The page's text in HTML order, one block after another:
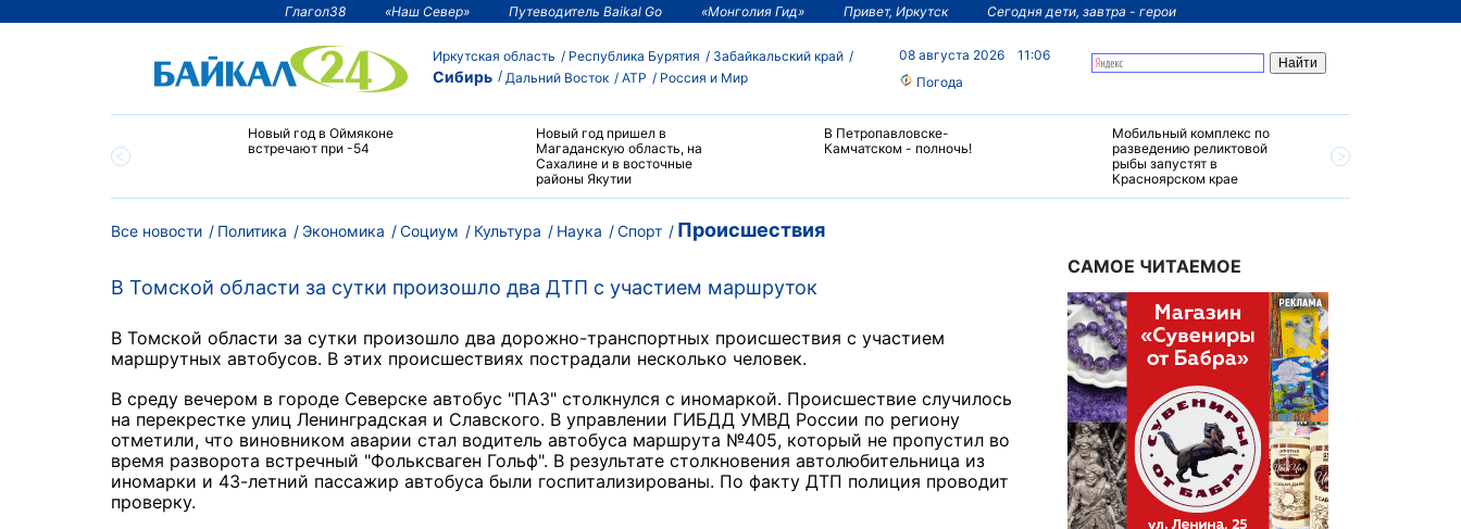
Глагол38 «Наш Север» Путеводитель Baikal Go «Монголия Гид» Привет, Иркутск Сегодня дети, завтра - герои
Иркутская область Республика Бурятия Забайкальский край
Сибирь Дальний Восток АТР Россия и Мир
08 августа 2026
11:06
Погода
Новый год в Оймяконе
встречают при -54
Новый год пришел в
Магаданскую область, на
Сахалине и в восточные
районы Якутии
В Петропавловске-
Камчатском - полночь!
Мобильный комплекс по
разведению реликтовой
рыбы запустят в
Красноярском крае
Все новости Политика Экономика Социум Культура Наука Спорт Происшествия
В Томской области за сутки произошло два ДТП с участием маршруток
В Томской области за сутки произошло два дорожно-транспортных происшествия с участием
маршрутных автобусов. В этих происшествиях пострадали несколько человек.
В среду вечером в городе Северске автобус "ПАЗ" столкнулся с иномаркой. Происшествие случилось
на перекрестке улиц Ленинградская и Славского. В управлении ГИБДД УМВД России по региону
отметили, что виновником аварии стал водитель автобуса маршрута №405, который не пропустил во
время разворота встречный "Фольксваген Гольф". В результате столкновения автолюбительница из
иномарки и 43-летний пассажир автобуса были госпитализированы. По факту ДТП полиция проводит
проверку.
САМОЕ ЧИТАЕМОЕ